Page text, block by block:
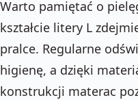
Warto pamiętać o
kształcie litery L
pralce. Regularne
higienę, a dzięki
konstrukcji materac